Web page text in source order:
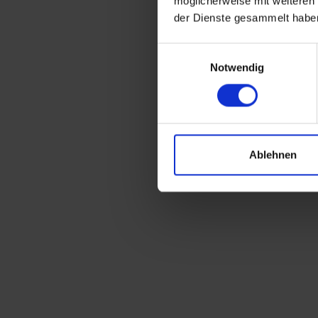
der Dienste gesammelt
Notwendig
Ablehnen